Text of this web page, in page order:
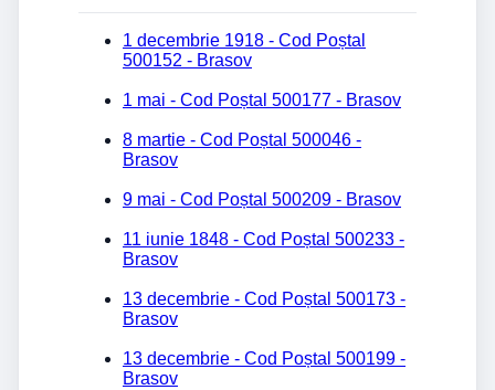
1 decembrie 1918 - Cod Poștal
500152 - Brasov
1 mai - Cod Poștal 500177 - Brasov
8 martie - Cod Poștal 500046 -
Brasov
9 mai - Cod Poștal 500209 - Brasov
11 iunie 1848 - Cod Poștal 500233 -
Brasov
13 decembrie - Cod Poștal 500173 -
Brasov
13 decembrie - Cod Poștal 500199 -
Brasov